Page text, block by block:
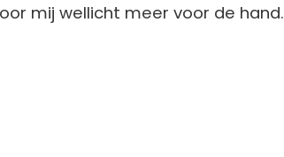
mij wellicht meer voor de hand.